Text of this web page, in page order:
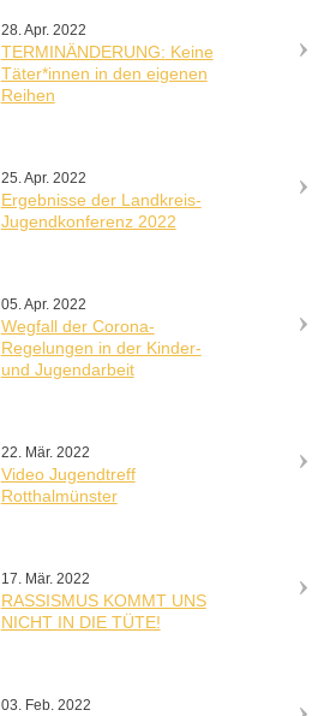
28. Apr. 2022
TERMINÄNDERUNG: Keine
Täter*innen in den eigenen
Reihen
25. Apr. 2022
Ergebnisse der Landkreis-
Jugendkonferenz 2022
05. Apr. 2022
Wegfall der Corona-
Regelungen in der Kinder-
und Jugendarbeit
22. Mär. 2022
Video Jugendtreff
Rotthalmünster
17. Mär. 2022
RASSISMUS KOMMT UNS
NICHT IN DIE TÜTE!
03. Feb. 2022